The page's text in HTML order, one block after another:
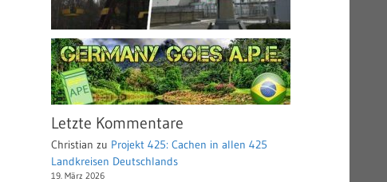
Letzte Kommentare
Christian zu Projekt 425: Cachen in allen 425
Landkreisen Deutschlands
19. März 2026